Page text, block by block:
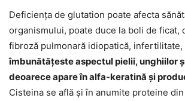
Deficiența de glutation poate afecta
organismului, poate duce la boli de ficat,
fibroză pulmonară idiopatică, infertilitate,
îmbunătățeste aspectul pielii, unghiilor
deoarece apare în alfa-keratină și
Cisteina se află și în anumite proteine